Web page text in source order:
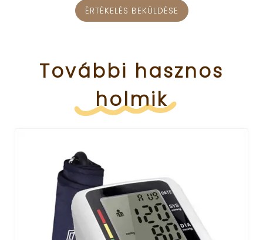
ÉRTÉKELÉS BEKÜLDÉSE
További hasznos
holmik